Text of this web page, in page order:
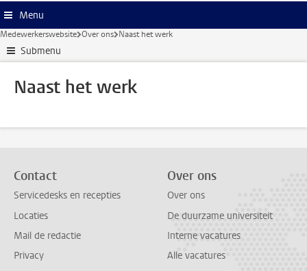
Menu
Medewerkerswebsite Over ons Naast het werk
Submenu
Naast het werk
Contact
Servicedesks en recepties
Locaties
Mail de redactie
Privacy
Over ons
Over ons
De duurzame universiteit
Interne vacatures
Alle vacatures